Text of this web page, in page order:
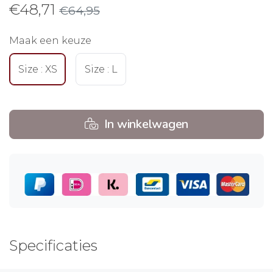
€48,71 €64,95
Maak een keuze
Size : XS Size : L
In winkelwagen
Specificaties